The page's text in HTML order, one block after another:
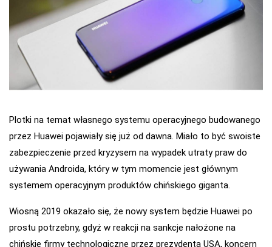
Plotki na temat własnego systemu operacyjnego budowanego
przez Huawei pojawiały się już od dawna. Miało to być swoiste
zabezpieczenie przed kryzysem na wypadek utraty praw do
używania Androida, który w tym momencie jest głównym
systemem operacyjnym produktów chińskiego giganta.
Wiosną 2019 okazało się, że nowy system będzie Huawei po
prostu potrzebny, gdyż w reakcji na sankcje nałożone na
chińskie firmy technologiczne przez prezydenta USA, koncern